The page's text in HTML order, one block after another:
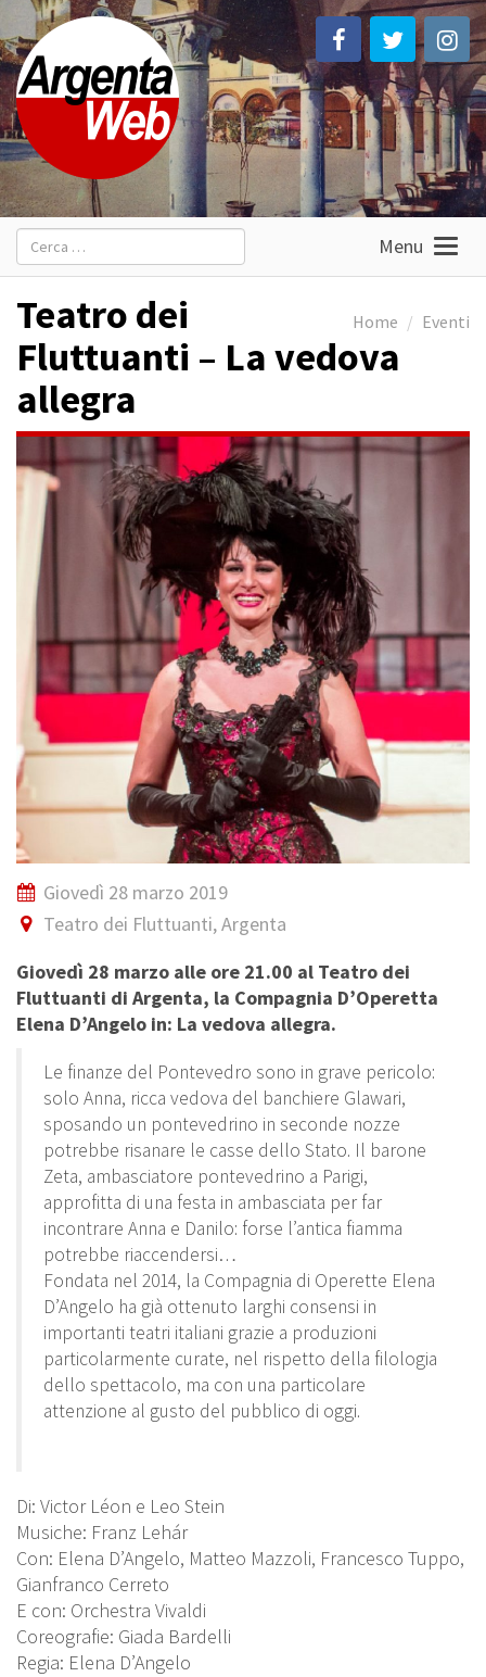
Ricerca
Menu
Home Eventi
Teatro dei
Fluttuanti – La vedova
allegra
Giovedì 28 marzo 2019
Teatro dei Fluttuanti, Argenta
Giovedì 28 marzo alle ore 21.00 al Teatro dei
Fluttuanti di Argenta, la Compagnia D’Operetta
Elena D’Angelo in: La vedova allegra.
Le finanze del Pontevedro sono in grave pericolo:
solo Anna, ricca vedova del banchiere Glawari,
sposando un pontevedrino in seconde nozze
potrebbe risanare le casse dello Stato. Il barone
Zeta, ambasciatore pontevedrino a Parigi,
approfitta di una festa in ambasciata per far
incontrare Anna e Danilo: forse l’antica fiamma
potrebbe riaccendersi…
Fondata nel 2014, la Compagnia di Operette Elena
D’Angelo ha già ottenuto larghi consensi in
importanti teatri italiani grazie a produzioni
particolarmente curate, nel rispetto della filologia
dello spettacolo, ma con una particolare
attenzione al gusto del pubblico di oggi.
Di: Victor Léon e Leo Stein
Musiche: Franz Lehár
Con: Elena D’Angelo, Matteo Mazzoli, Francesco Tuppo,
Gianfranco Cerreto
E con: Orchestra Vivaldi
Coreografie: Giada Bardelli
Regia: Elena D’Angelo